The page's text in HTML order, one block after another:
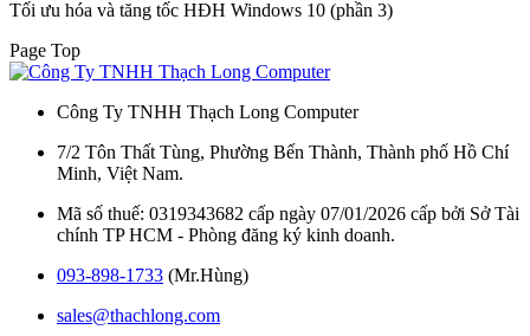
Tối ưu hóa và tăng tốc HĐH Windows 10 (phần 3)
Page Top
Công Ty TNHH Thạch Long Computer
7/2 Tôn Thất Tùng, Phường Bến Thành, Thành phố Hồ Chí
Minh, Việt Nam.
Mã số thuế: 0319343682 cấp ngày 07/01/2026 cấp bởi Sở Tài
chính TP HCM - Phòng đăng ký kinh doanh.
093-898-1733 (Mr.Hùng)
sales@thachlong.com